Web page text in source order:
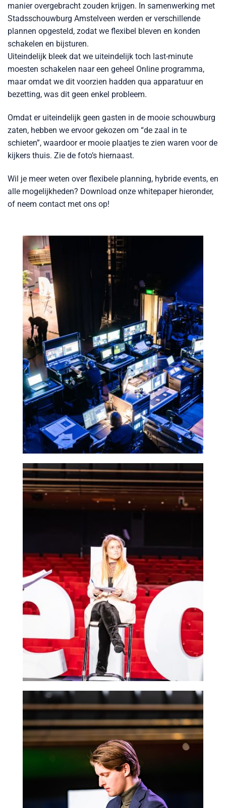
manier overgebracht zouden krijgen. In samenwerking met
Stadsschouwburg Amstelveen werden er verschillende
plannen opgesteld, zodat we flexibel bleven en konden
schakelen en bijsturen.
Uiteindelijk bleek dat we uiteindelijk toch last-minute
moesten schakelen naar een geheel Online programma,
maar omdat we dit voorzien hadden qua apparatuur en
bezetting, was dit geen enkel probleem.
Omdat er uiteindelijk geen gasten in de mooie schouwburg
zaten, hebben we ervoor gekozen om “de zaal in te
schieten”, waardoor er mooie plaatjes te zien waren voor de
kijkers thuis. Zie de foto’s hiernaast.
Wil je meer weten over flexibele planning, hybride events, en
alle mogelijkheden? Download onze whitepaper hieronder,
of neem contact met ons op!